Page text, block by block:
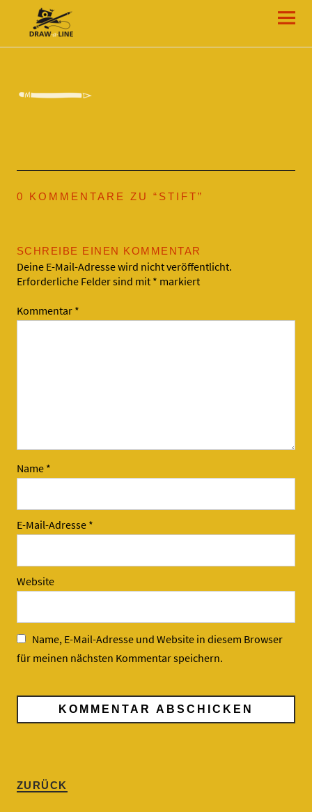
Draw-a-Line Grafik- und Web-Design
0 KOMMENTARE ZU “ STIFT”
SCHREIBE EINEN KOMMENTAR
Deine E-Mail-Adresse wird nicht veröffentlicht.
Erforderliche Felder sind mit * markiert
Kommentar *
Name *
E-Mail-Adresse *
Website
Name, E-Mail-Adresse und Website in diesem Browser
für meinen nächsten Kommentar speichern.
ZURÜCK